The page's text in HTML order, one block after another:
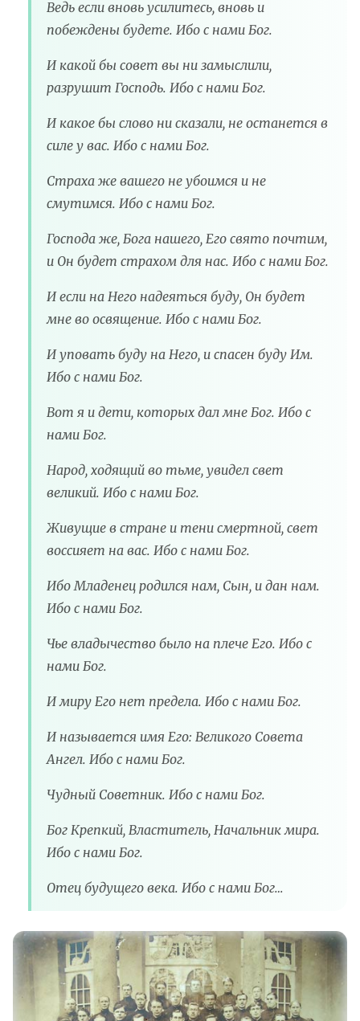
Ведь если вновь усилитесь, вновь и
побеждены будете. Ибо с нами Бог.
И какой бы совет вы ни замыслили,
разрушит Господь. Ибо с нами Бог.
И какое бы слово ни сказали, не останется в
силе у вас. Ибо с нами Бог.
Страха же вашего не убоимся и не
смутимся. Ибо с нами Бог.
Господа же, Бога нашего, Его свято почтим,
и Он будет страхом для нас. Ибо с нами Бог.
И если на Него надеяться буду, Он будет
мне во освящение. Ибо с нами Бог.
И уповать буду на Него, и спасен буду Им.
Ибо с нами Бог.
Вот я и дети, которых дал мне Бог. Ибо с
нами Бог.
Народ, ходящий во тьме, увидел свет
великий. Ибо с нами Бог.
Живущие в стране и тени смертной, свет
воссияет на вас. Ибо с нами Бог.
Ибо Младенец родился нам, Сын, и дан нам.
Ибо с нами Бог.
Чье владычество было на плече Его. Ибо с
нами Бог.
И миру Его нет предела. Ибо с нами Бог.
И называется имя Его: Великого Совета
Ангел. Ибо с нами Бог.
Чудный Советник. Ибо с нами Бог.
Бог Крепкий, Властитель, Начальник мира.
Ибо с нами Бог.
Отец будущего века. Ибо с нами Бог…